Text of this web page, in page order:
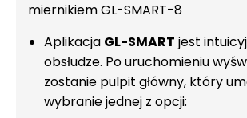
miernikiem GL-SMART-8
Aplikacja GL-SMART jest
obsłudze. Po uruchomieniu
zostanie pulpit główny, który
wybranie jednej z opcji: